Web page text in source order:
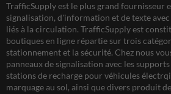
TrafficSupply est le plus grand fournisseur
signalisation, d'information et de texte
liés à la circulation. TrafficSupply est
boutiques en ligne répartie sur trois
stationnement et la sécurité. Chez nous
panneaux de signalisation avec les
stations de recharge pour véhicules
marquage au sol, ainsi que divers produit